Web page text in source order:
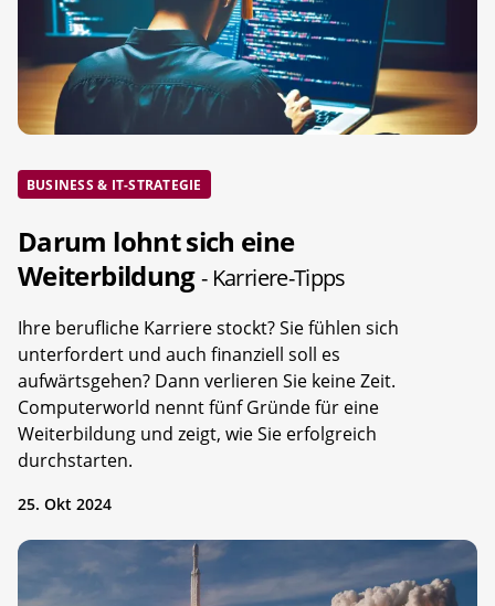
BUSINESS & IT-STRATEGIE
Darum lohnt sich eine
Weiterbildung- Karriere-Tipps
Ihre berufliche Karriere stockt? Sie fühlen sich
unterfordert und auch finanziell soll es
aufwärtsgehen? Dann verlieren Sie keine Zeit.
Computerworld nennt fünf Gründe für eine
Weiterbildung und zeigt, wie Sie erfolgreich
durchstarten.
25. Okt 2024